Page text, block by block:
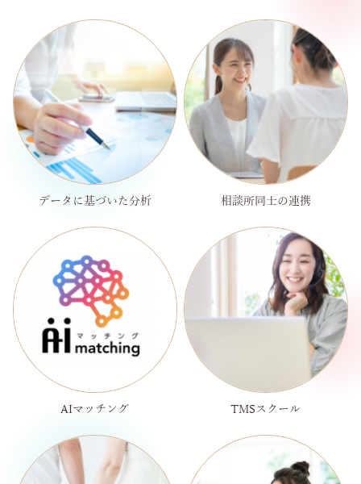
データに基づいた分析 相談所同士の連携
AIマッチング TMSスクール